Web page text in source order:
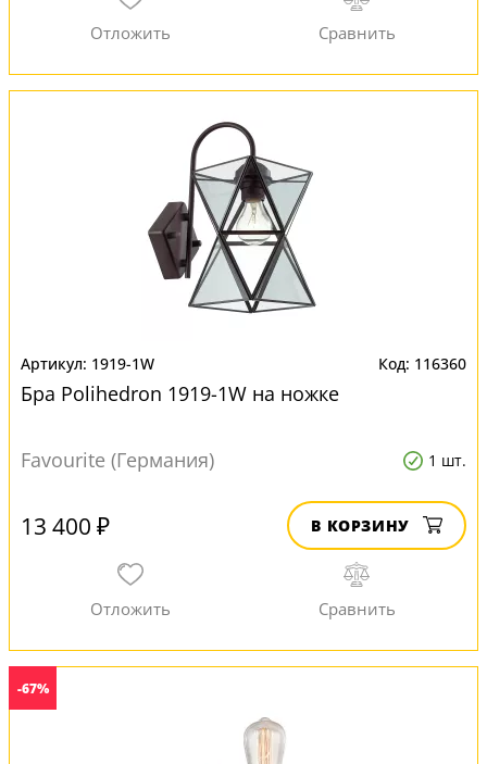
1919-1W 116360
Бра Polihedron 1919-1W на ножке
Favourite (Германия) 1 шт.
13 400 ₽ В КОРЗИНУ
-67%